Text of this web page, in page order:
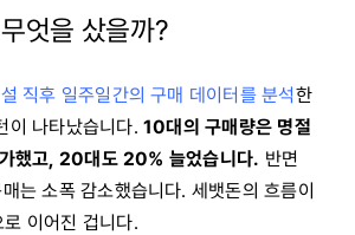
엇을 샀을까?
직후 일주일간의 구매 데이터를 분석한
이 나타났습니다.10대의 구매량은 명절
했고, 20대도 20% 늘었습니다. 반면
는 소폭 감소했습니다. 세뱃돈의 흐름이
이어진 겁니다.